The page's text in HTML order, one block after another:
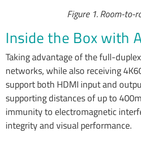
Figure 1. Room-to-
Inside the Box with
Taking advantage of the full-
networks, while also receiving
support both HDMI input and
supporting distances of up to
immunity to electromagnetic
integrity and visual performance.